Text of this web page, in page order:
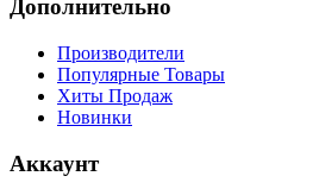
Дополнительно
Производители
Популярные Товары
Хиты Продаж
Новинки
Аккаунт